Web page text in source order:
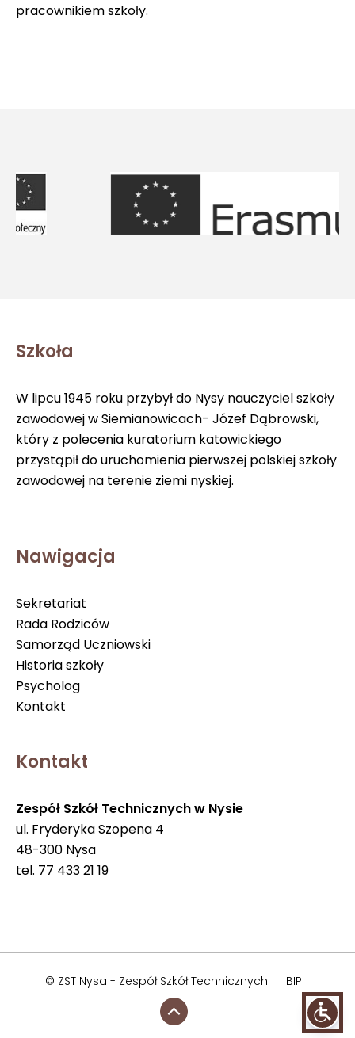
pracownikiem szkoły.
Szkoła
W lipcu 1945 roku przybył do Nysy nauczyciel szkoły
zawodowej w Siemianowicach- Józef Dąbrowski,
który z polecenia kuratorium katowickiego
przystąpił do uruchomienia pierwszej polskiej szkoły
zawodowej na terenie ziemi nyskiej.
Nawigacja
Sekretariat
Rada Rodziców
Samorząd Uczniowski
Historia szkoły
Psycholog
Kontakt
Kontakt
Zespół Szkół Technicznych w Nysie
ul. Fryderyka Szopena 4
48-300 Nysa
tel. 77 433 21 19
© ZST Nysa - Zespół Szkół Technicznych BIP